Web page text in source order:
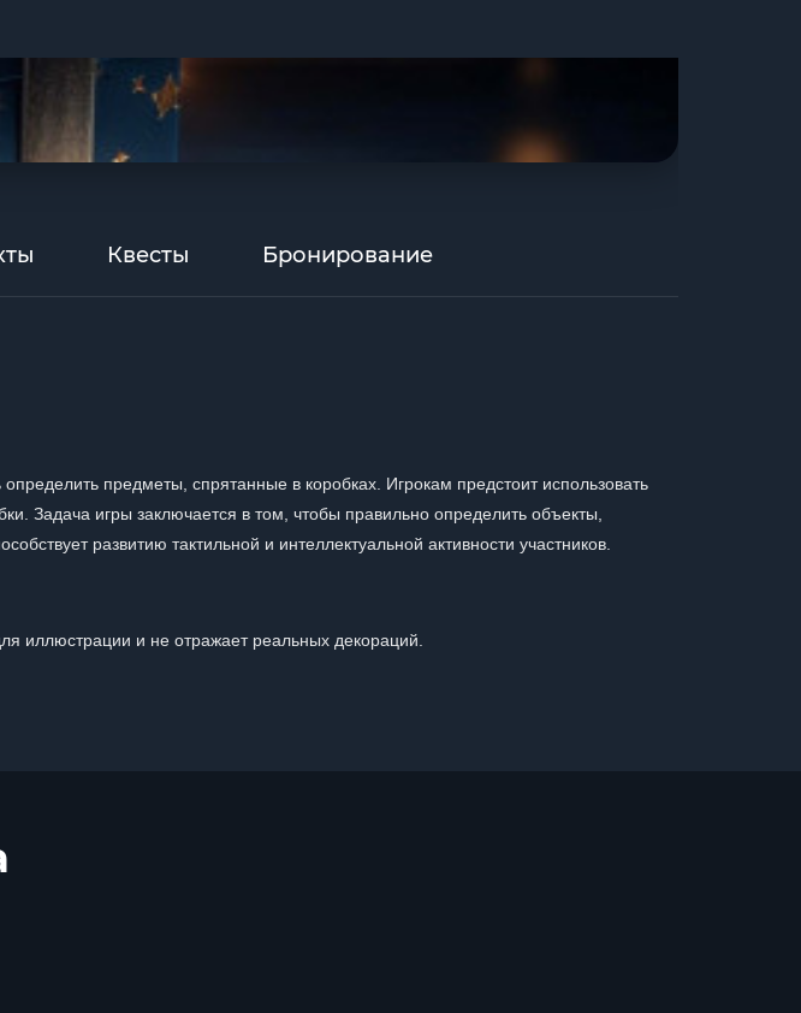
Квесты Бронирование
предметы, спрятанные в коробках. Игрокам предстоит использовать
Задача игры заключается в том, чтобы правильно определить объекты,
развитию тактильной и интеллектуальной активности участников.
иллюстрации и не отражает реальных декораций.